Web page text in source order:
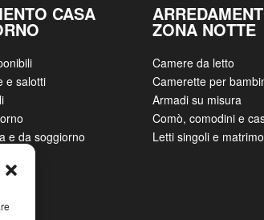
CASA
e salotti
e da soggiorno
ZONA NOTTE
Camere da letto
Camerette per
Armadi su misura
Comò, comodini e
Letti singoli e